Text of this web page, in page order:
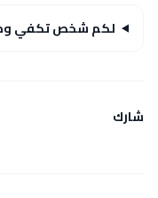
لكم شخص تكفي
شارك